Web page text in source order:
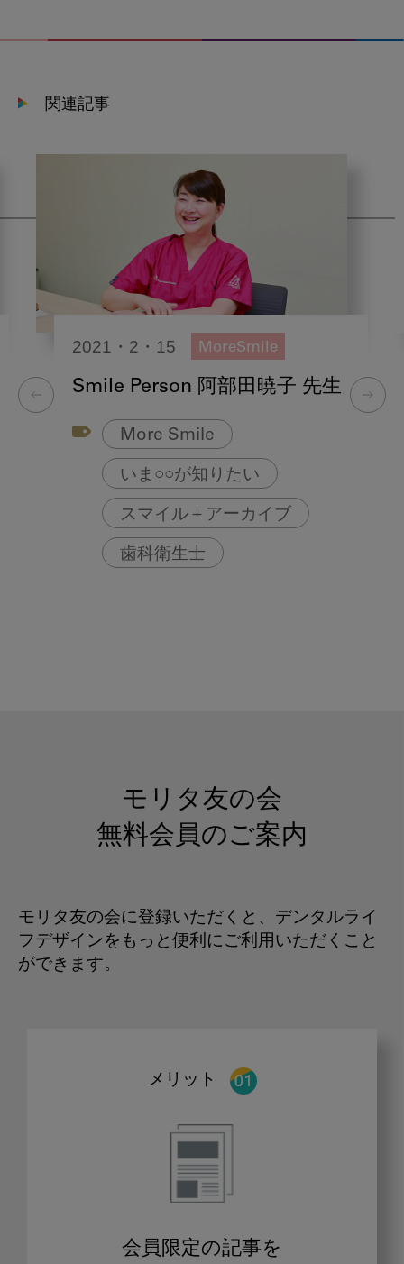
関連記事
2021・2・15 MoreSmile
Smile Person 阿部田暁子 先生
More Smile
いま○○が知りたい
スマイル＋アーカイブ
歯科衛生士
モリタ友の会
無料会員のご案内
モリタ友の会に登録いただくと、デンタルライ
フデザインをもっと便利にご利用いただくこと
ができます。
メリット
会員限定の記事を